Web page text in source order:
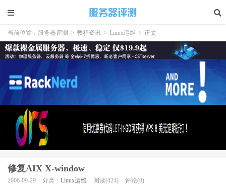
当前位置： 服务器评测 > 教程资讯 > Linux运维 > 正文
修复AIX X-window
2006-09-29 分类： Linux运维 阅读(424) 评论(0)